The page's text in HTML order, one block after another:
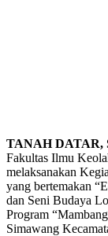
TANAH DATAR,
Fakultas Ilmu
melaksanakan
yang bertemakan
dan Seni Budaya
Program
Simawang